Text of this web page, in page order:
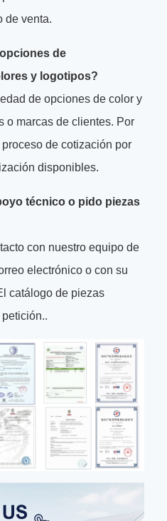
de venta.
de
y logotipos?
de opciones de color y
o marcas de clientes. Por
de cotización por
disponibles.
técnico o pido piezas
con nuestro equipo de
electrónico o con su
catálogo de piezas